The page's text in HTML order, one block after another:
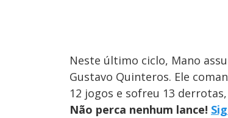
Neste último ciclo, Mano
Gustavo Quinteros. Ele
12 jogos e sofreu 13
Não perca nenhum lance!